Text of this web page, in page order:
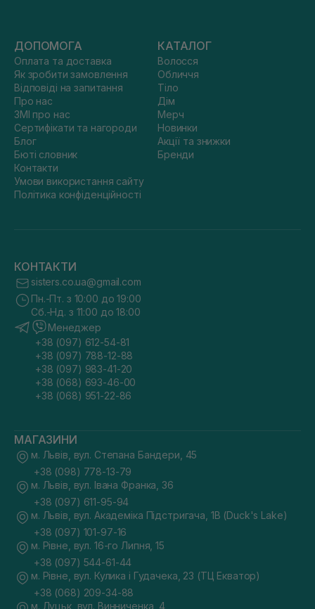
ДОПОМОГА
Оплата та доставка
Як зробити замовлення
Відповіді на запитання
Про нас
ЗМІ про нас
Сертифікати та нагороди
Блог
Бюті словник
Контакти
Умови використання сайту
Політика конфіденційності
КАТАЛОГ
Волосся
Обличчя
Тіло
Дім
Мерч
Новинки
Акції та знижки
Бренди
КОНТАКТИ
sisters.co.ua@gmail.com
Пн.-Пт. з 10:00 до 19:00
Сб.-Нд. з 11:00 до 18:00
Менеджер
+38 (097) 612-54-81
+38 (097) 788-12-88
+38 (097) 983-41-20
+38 (068) 693-46-00
+38 (068) 951-22-86
МАГАЗИНИ
м. Львів, вул. Степана Бандери, 45
+38 (098) 778-13-79
м. Львів, вул. Івана Франка, 36
+38 (097) 611-95-94
м. Львів, вул. Академіка Підстригача, 1В (Duck's Lake)
+38 (097) 101-97-16
м. Рівне, вул. 16-го Липня, 15
+38 (097) 544-61-44
м. Рівне, вул. Кулика і Гудачека, 23 (ТЦ Екватор)
+38 (068) 209-34-88
м. Луцьк, вул. Винниченка, 4